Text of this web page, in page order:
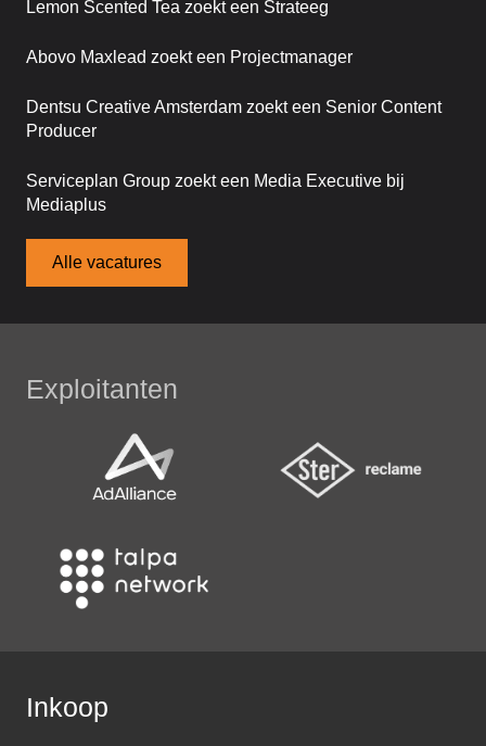
Lemon Scented Tea zoekt een Strateeg
Abovo Maxlead zoekt een Projectmanager
Dentsu Creative Amsterdam zoekt een Senior Content
Producer
Serviceplan Group zoekt een Media Executive bij
Mediaplus
Alle vacatures
Exploitanten
Inkoop